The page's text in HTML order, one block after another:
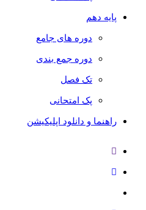
پایه دهم
دوره های جامع
دوره جمع بندی
تک فصل
پک امتحانی
راهنما و دانلود اپلیکیشن